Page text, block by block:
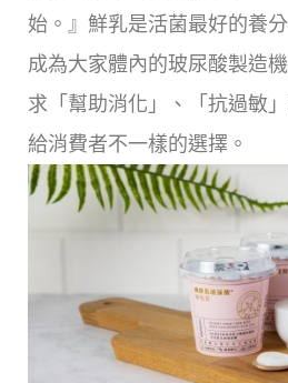
始。』鮮乳是活菌最好的養
成為大家體內的玻尿酸製造
求「幫助消化」、「抗過敏
給消費者不一樣的選擇。